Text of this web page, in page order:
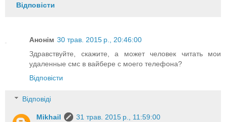
Відповісти
Анонім 30 трав. 2015 р., 20:46:00
Здравствуйте, скажите, а может человек читать мои
удаленные смс в вайбере с моего телефона?
Відповісти
Відповіді
Mikhail
31 трав. 2015 р., 11:59:00